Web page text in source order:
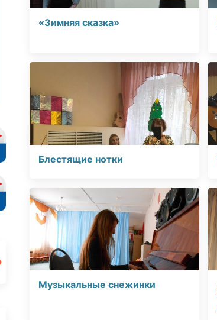
«Зимняя сказка»
Блестящие нотки
Музыкальные снежинки